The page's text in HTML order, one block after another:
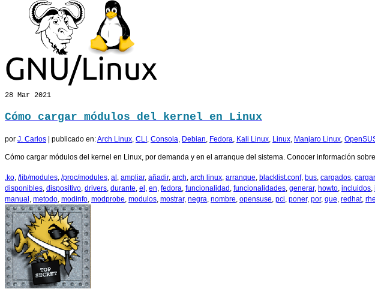
28 Mar 2021
Cómo cargar módulos del kernel en Linux
por J. Carlos publicado en:Arch Linux, CLI , Consola, Debian, Fedora, Kali Linux, Linux, Manjaro Linux,
Cómo cargar módulos del kernel en Linux, por demanda y en el arranque del sistema. Conocer información
.ko, /lib/modules, /proc/modules, al , ampliar, añadir, arch, arch linux, arranque, blacklist.conf, bus, cargados, cargar
disponibles, dispositivo, drivers, durante, el , en, fedora, funcionalidad , funcionalidades, generar, howto, incluidos,
manual , metodo, modinfo, modprobe, modulos, mostrar, negra, nombre, opensuse, pci, poner, por, que, redhat, rhel